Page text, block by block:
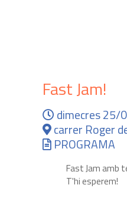
Fast Jam!
dimecres 25/
carrer Roger
PROGRAMA
Fast Jam amb
T'hi esperem!